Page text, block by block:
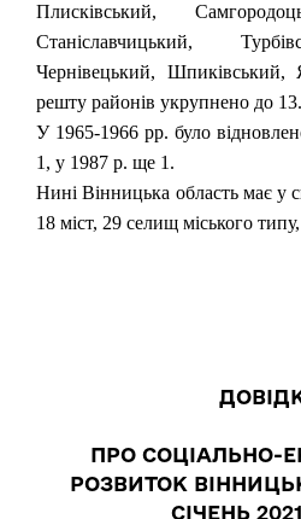
Плисківський,
Станіславчицький,
Чернівецький, Шпиківський,
решту районів укрупнено до 13.
У 1965-1966 pp. було
1, у 1987 p. ще 1.
Нині Вінницька область має у
18 міст, 29 селищ міського
ПРО СОЦІАЛЬНО-
РОЗВИТОК
СІЧЕНЬ 202